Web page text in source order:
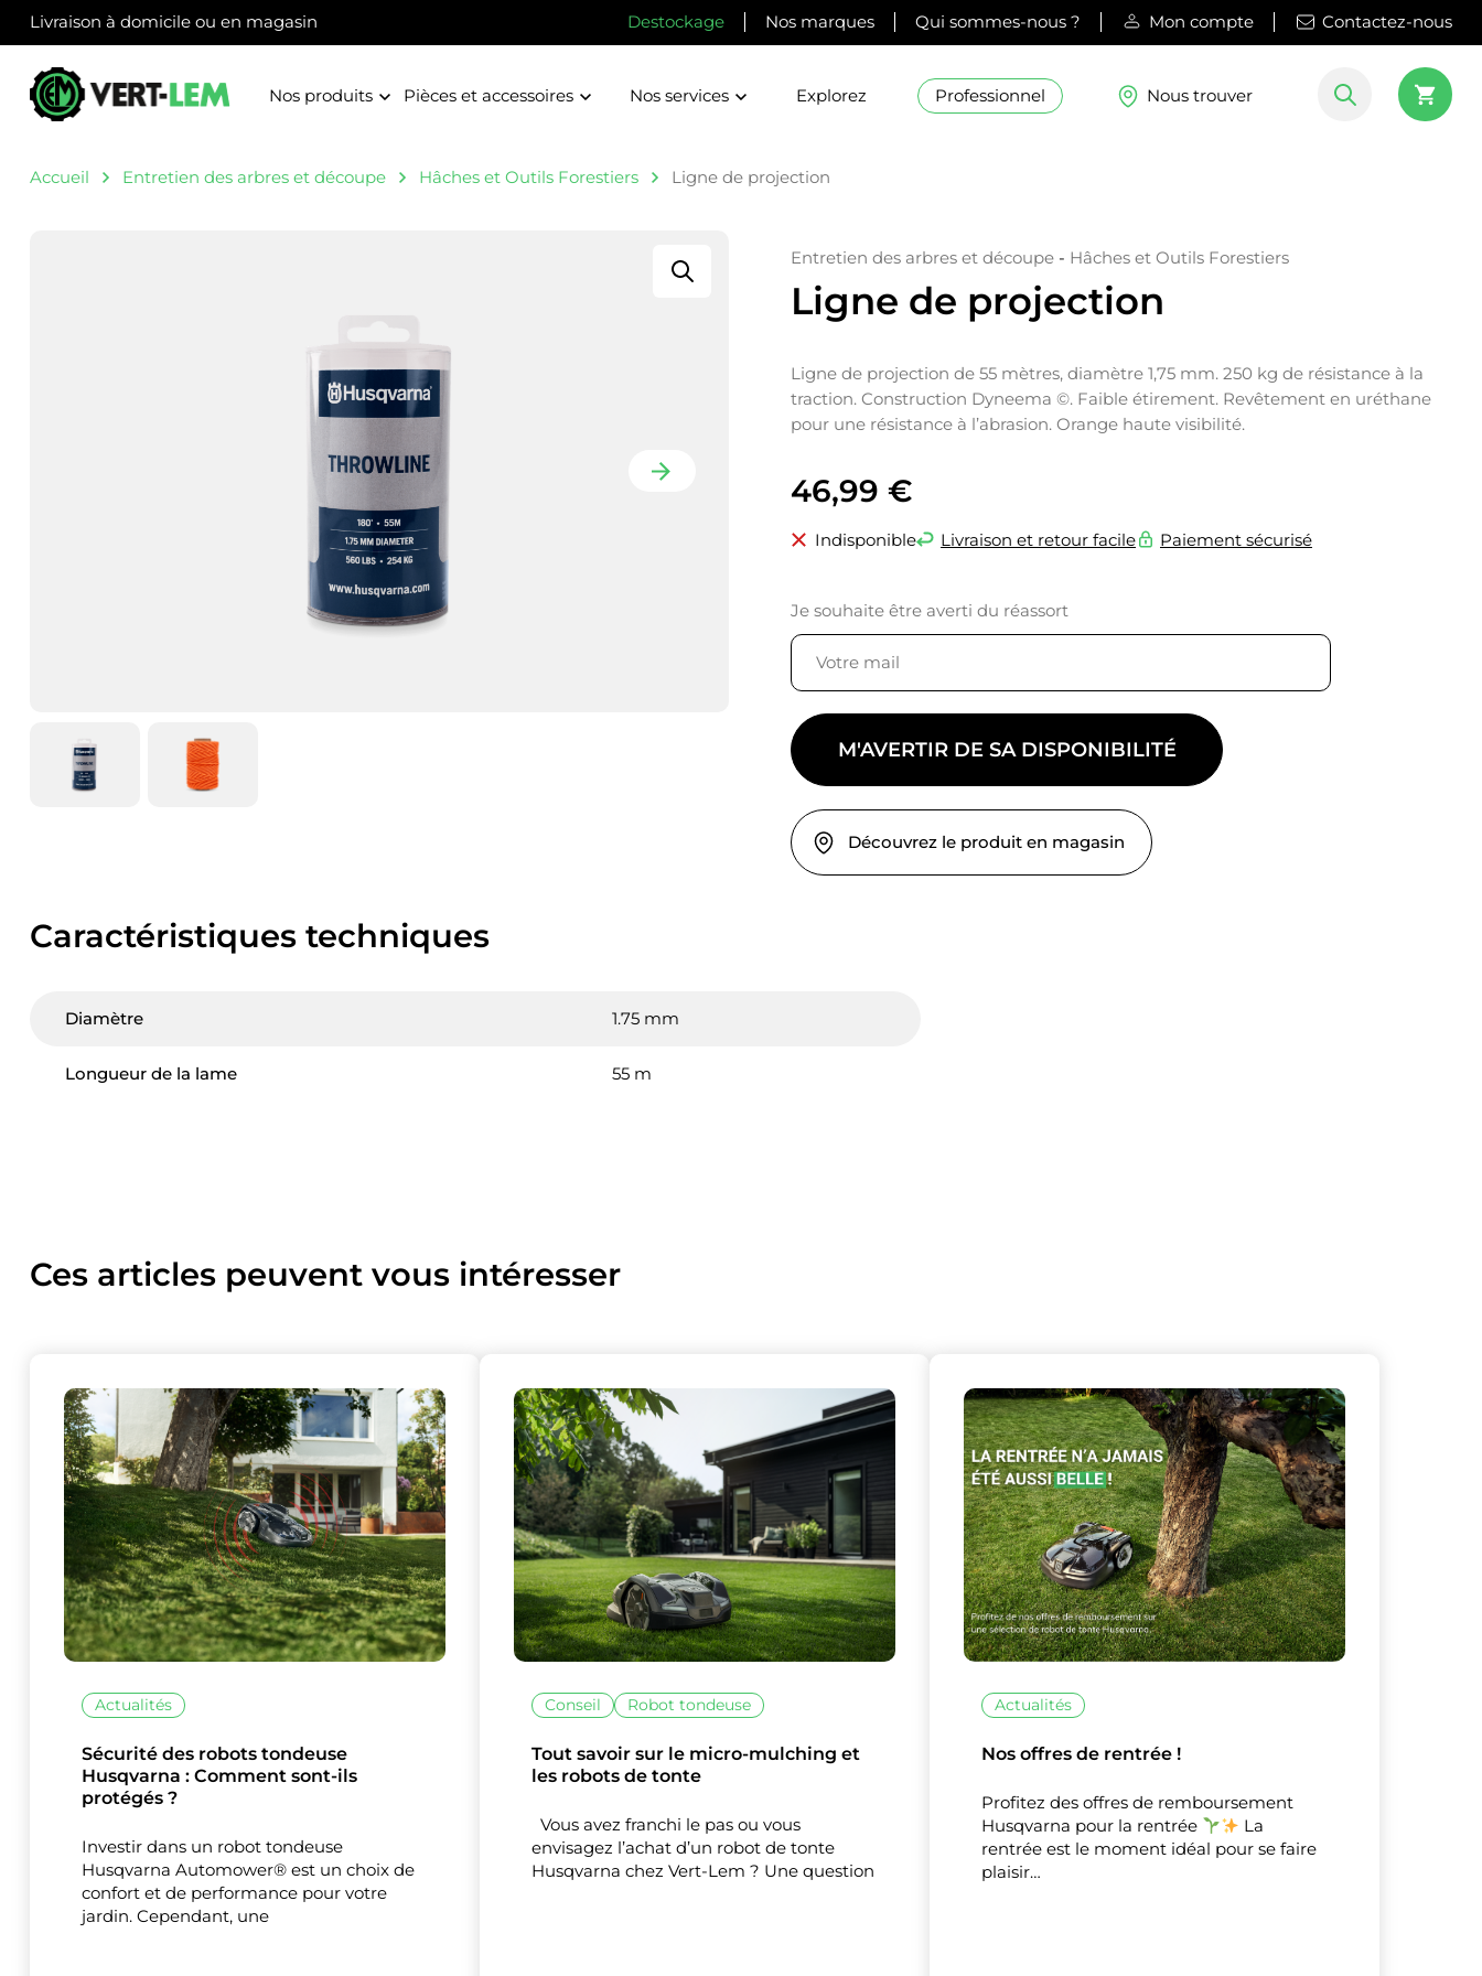
Ce site utilise des cookies et vous donne le contrôle sur ceux que
vous souhaitez activer
Mesure d'audience
Livraison à domicile ou en magasin Destockage Nos marques Qui sommes-nous ? Mon compte Contactez-nous
Nos produits Pièces et accessoires Nos services Explorez Professionnel Nous trouver
Accueil Entretien des arbres et découpe Hâches et Outils Forestiers Ligne de projection
Entretien des arbres et découpe - Hâches et Outils Forestiers
Ligne de projection
Ligne de projection de 55 mètres, diamètre 1,75 mm. 250 kg de résistance à la
traction. Construction Dyneema ©. Faible étirement. Revêtement en uréthane
pour une résistance à l’abrasion. Orange haute visibilité.
46,99 €
Indisponible Livraison et retour facile Paiement sécurisé
Je souhaite être averti du réassort
M'AVERTIR DE SA DISPONIBILITÉ
Découvrez le produit en magasin
Caractéristiques techniques
Diamètre 1.75 mm
Longueur de la lame 55 m
Ces articles peuvent vous intéresser
Actualités
Sécurité des robots tondeuse
Husqvarna : Comment sont-ils
protégés ?
Investir dans un robot tondeuse
Husqvarna Automower® est un choix de
confort et de performance pour votre
jardin. Cependant, une
Conseil Robot tondeuse
Tout savoir sur le micro-mulching et
les robots de tonte
Vous avez franchi le pas ou vous
envisagez l’achat d’un robot de tonte
Husqvarna chez Vert-Lem ? Une question
Actualités
Nos offres de rentrée !
Profitez des offres de remboursement
Husqvarna pour la rentrée
La
rentrée est le moment idéal pour se faire
plaisir…